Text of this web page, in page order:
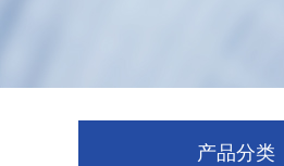
产品分类